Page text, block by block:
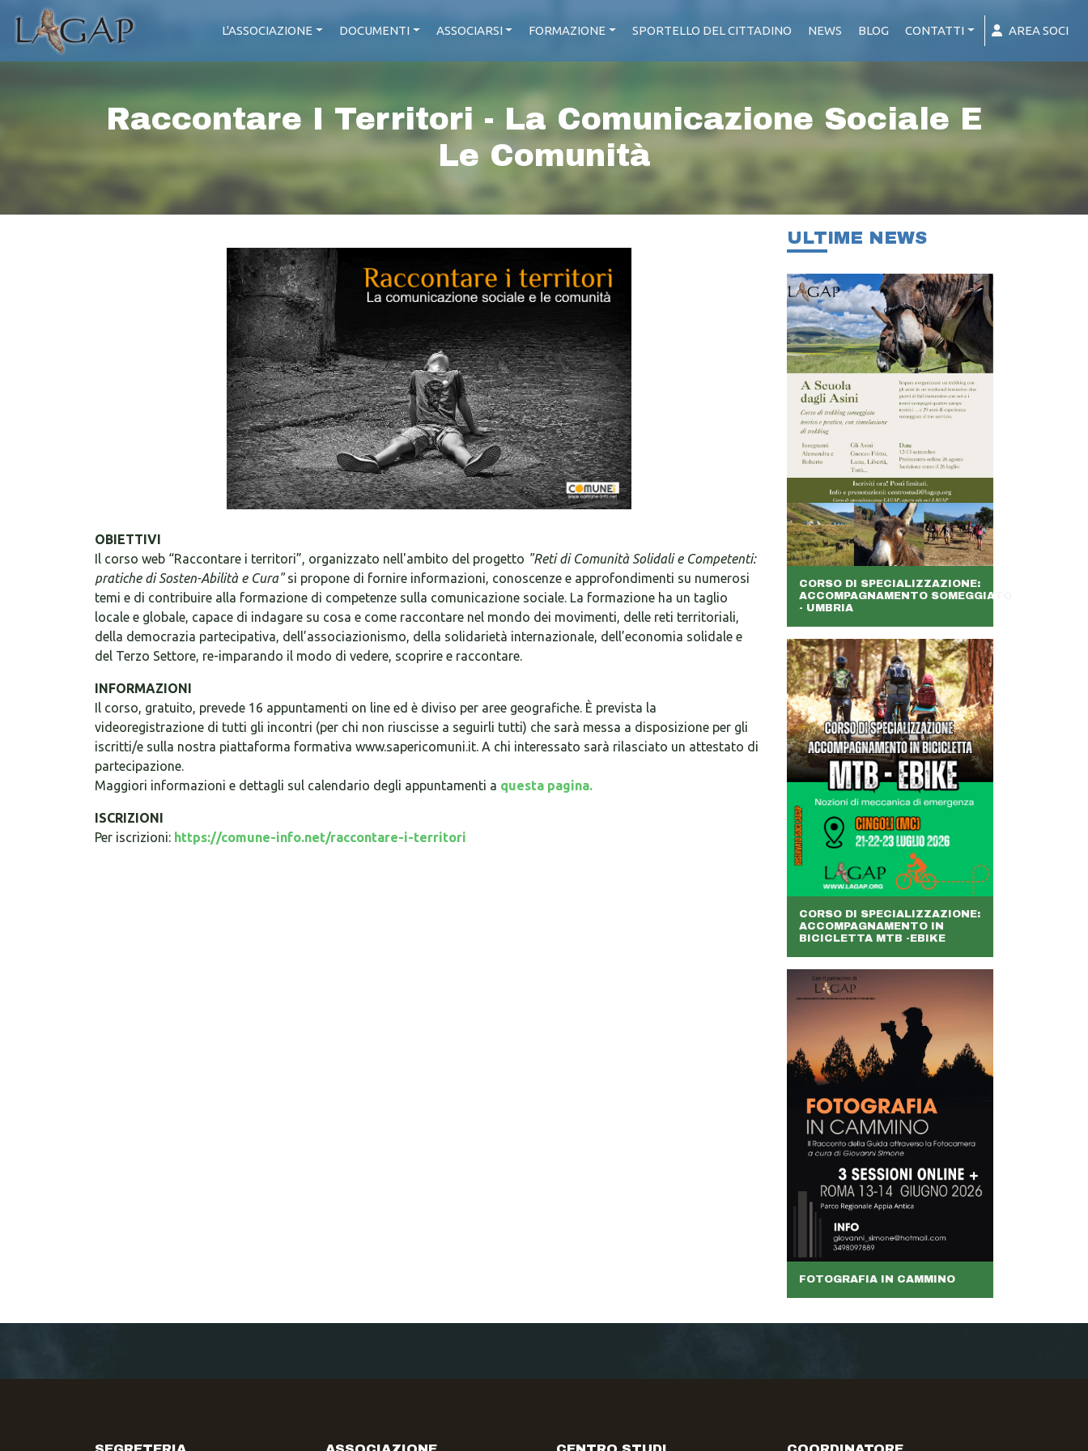
L'ASSOCIAZIONE DOCUMENTI ASSOCIARSI FORMAZIONE SPORTELLO DEL CITTADINO NEWS BLOG CONTATTI AREA SOCI
Raccontare I Territori - La Comunicazione Sociale E
Le Comunità
OBIETTIVI
Il corso web “Raccontare i territori”, organizzato nell'ambito del progetto "Reti di Comunità Solidali e Competenti:
pratiche di Sosten-Abilità e Cura"si propone di fornire informazioni, conoscenze e approfondimenti su numerosi
temi e di contribuire alla formazione di competenze sulla comunicazione sociale. La formazione ha un taglio
locale e globale, capace di indagare su cosa e come raccontare nel mondo dei movimenti, delle reti territoriali,
della democrazia partecipativa, dell’associazionismo, della solidarietà internazionale, dell’economia solidale e
del Terzo Settore, re-imparando il modo di vedere, scoprire e raccontare.
INFORMAZIONI
Il corso, gratuito, prevede 16 appuntamenti on line ed è diviso per aree geografiche. È prevista la
videoregistrazione di tutti gli incontri (per chi non riuscisse a seguirli tutti) che sarà messa a disposizione per gli
iscritti/e sulla nostra piattaforma formativa www.sapericomuni.it. A chi interessato sarà rilasciato un attestato di
partecipazione.
Maggiori informazioni e dettagli sul calendario degli appuntamenti a questa pagina.
ISCRIZIONI
Per iscrizioni: https://comune-info.net/raccontare-i-territori
ULTIME NEWS
CORSO DI SPECIALIZZAZIONE:
ACCOMPAGNAMENTO SOMEGGIATO
- UMBRIA
CORSO DI SPECIALIZZAZIONE:
ACCOMPAGNAMENTO IN
BICICLETTA MTB -EBIKE
FOTOGRAFIA IN CAMMINO